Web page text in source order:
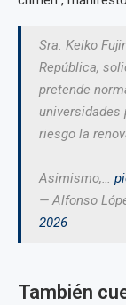
Sra. Keiko
República,
pretende
universidades
riesgo la
Asimismo,…
— Alfonso
2026
También